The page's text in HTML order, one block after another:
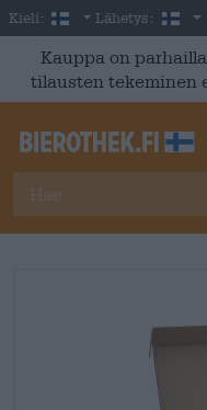
Skip to main content
Kieli: Finnish
Lähetys:
Kauppa on
tilausten tekeminen